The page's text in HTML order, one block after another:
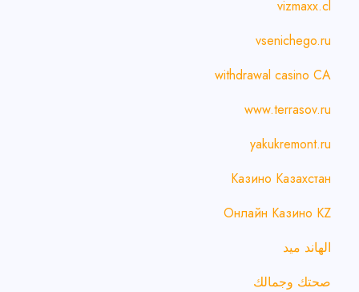
vizmaxx.cl
vsenichego.ru
withdrawal casino CA
www.terrasov.ru
yakukremont.ru
Казино Казахстан
Онлайн Казино KZ
الهاند ميد
صحتك وجمالك